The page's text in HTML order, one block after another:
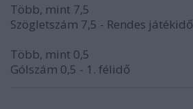
Több, mint 7,5
Szögletszám 7,5 - Rendes játékidő
Több, mint 0,5
Gólszám 0,5 - 1. félidő